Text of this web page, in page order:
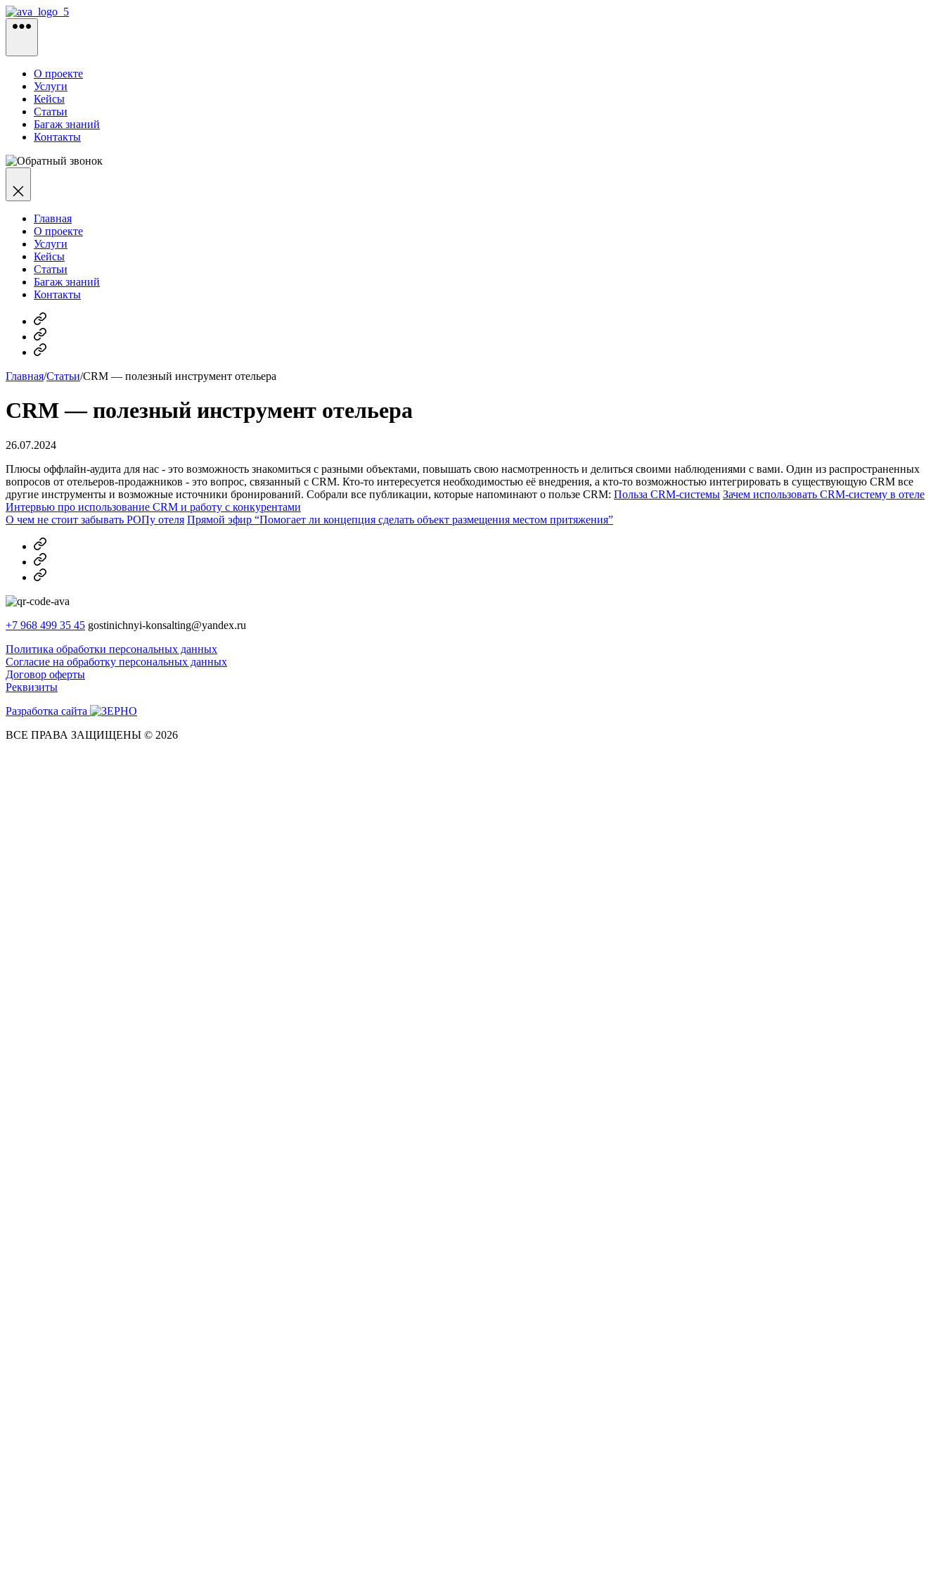
Перейти
к
О проекте
Услуги
Кейсы
Статьи
Багаж знаний
Контакты
Главная
О проекте
Услуги
Кейсы
Статьи
Багаж знаний
Контакты
MAX
Telegram
Dzen
Главная/Статьи/CRM — полезный инструмент отельера
CRM — полезный инструмент отельера
26.07.2024
Плюсы оффлайн-аудита для нас - это возможность знакомиться с разными объектами, повышать свою насмотренность и делиться своими наблюдениями с вами. Один из распространенных
вопросов от отельеров-продажников - это вопрос, связанный с CRM. Кто-то интересуется необходимостью её внедрения, а кто-то возможностью интегрировать в существующую CRM все
другие инструменты и возможные источники бронирований. Собрали все публикации, которые напоминают о пользе CRM: Польза CRM-системы Зачем использовать CRM-систему в отеле
Интервью про использование CRM и работу с конкурентами
О чем не стоит забывать РОПу отеля Прямой эфир “Помогает ли концепция сделать объект размещения местом притяжения”
MAX
Telegram
Dzen
+7 968 499 35 45 gostinichnyi-konsalting@yandex.ru
Политика обработки персональных данных
Согласие на обработку персональных данных
Договор оферты
Реквизиты
Разработка сайта
ВСЕ ПРАВА ЗАЩИЩЕНЫ © 2026